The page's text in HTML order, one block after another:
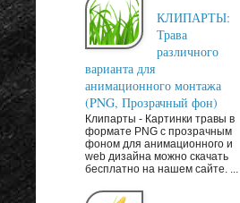
КЛИПАРТЫ:
Трава
различного
варианта для
анимационного монтажа
(PNG, Прозрачный фон)
Клипарты - Картинки травы в
формате PNG с прозрачным
фоном для анимационного и
web дизайна можно скачать
бесплатно на нашем сайте. ...